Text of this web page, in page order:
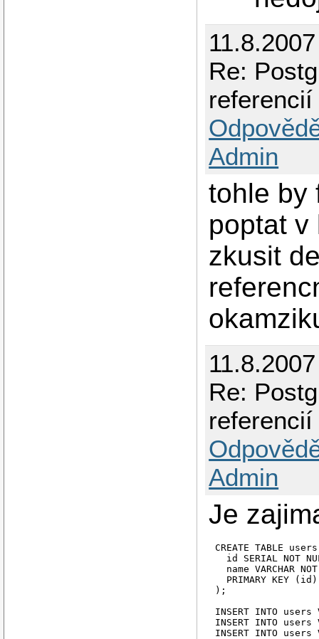
Re:
referencií
Admin
tohle by
poptat v
zkusit
Re:
referencií
Admin
Je
CREATE TABLE
id SERIAL NOT
name VARCHAR
  PRIMARY KEY (id)
);
INSERT INTO
INSERT INTO
INSERT INTO